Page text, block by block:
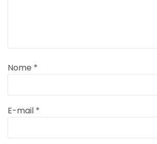
Nome *
E-mail *